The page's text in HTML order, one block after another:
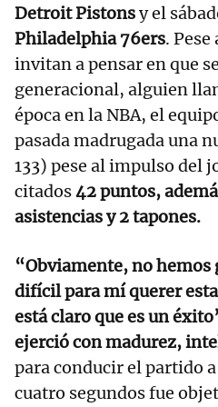
Detroit Pistonsy el
Philadelphia 76ers. Pese
invitan a pensar en que
generacional, alguien
época en la NBA, el
pasada madrugada una
133) pese al impulso del
citados42 puntos,
asistencias y 2 tapones.
“Obviamente, no hemos
difícil para mí querer
está claro que es un
ejerció con madurez,
para conducir el partido
cuatro segundos fue